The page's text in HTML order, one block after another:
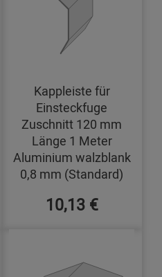
Kappleiste für
Einsteckfuge
Zuschnitt 120 mm
Länge 1 Meter
Aluminium walzblank
0,8 mm (Standard)
10,13 €